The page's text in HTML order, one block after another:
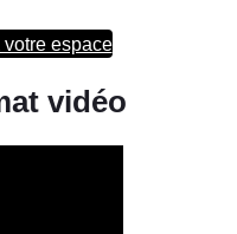
votre espace
vidéo